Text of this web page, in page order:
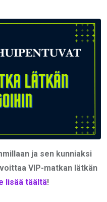
ja sen kunniaksi
VIP-matkan lätkän
lisää täältä!